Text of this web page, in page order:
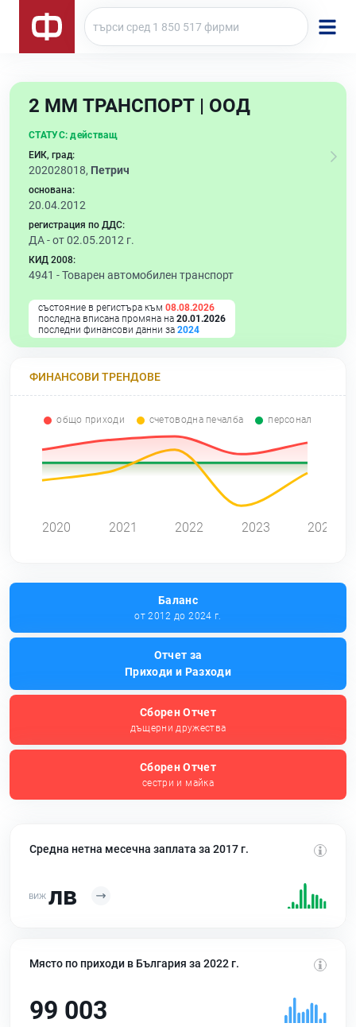
2 ММ ТРАНСПОРТ | ООД
СТАТУС: действащ
ЕИК, град:
202028018, Петрич
основана:
20.04.2012
регистрация по ДДС:
ДА - от 02.05.2012 г.
КИД 2008:
4941 -Товарен автомобилен транспорт
състояние в регистъра към 08.08.2026
последна вписана промяна на 20.01.2026
последни финансови данни за 2024
ФИНАНСОВИ ТРЕНДОВЕ
общо приходи счетоводна печалба персонал
2020 2021 2022 2023 2024
Баланс
от 2012 до 2024 г.
Отчет за
Приходи и Разходи
Сборен Отчет
дъщерни дружества
Сборен Отчет
сестри и майка
Средна нетна месечна заплата за 2017 г.
лв
Място по приходи в България за 2022 г.
99 003